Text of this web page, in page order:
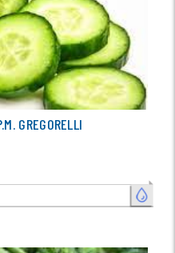
FRESCO
GREGORELLI